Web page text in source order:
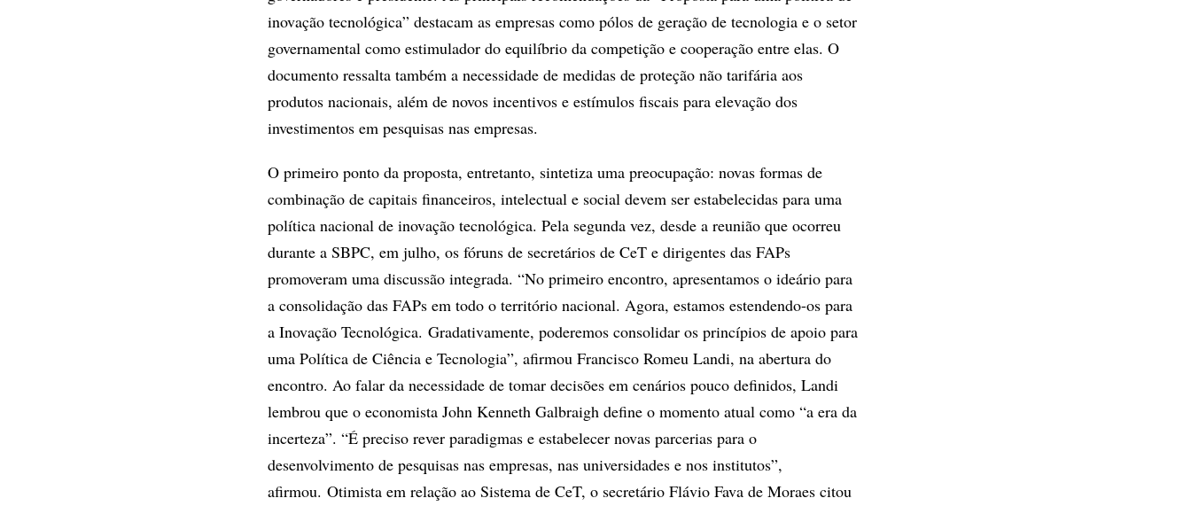
inovação tecnológica” destacam as empresas como pólos de geração de tecnologia e o setor
governamental como estimulador do equilíbrio da competição e cooperação entre elas. O
documento ressalta também a necessidade de medidas de proteção não tarifária aos
produtos nacionais, além de novos incentivos e estímulos fiscais para elevação dos
investimentos em pesquisas nas empresas.
O primeiro ponto da proposta, entretanto, sintetiza uma preocupação: novas formas de
combinação de capitais financeiros, intelectual e social devem ser estabelecidas para uma
política nacional de inovação tecnológica. Pela segunda vez, desde a reunião que ocorreu
durante a SBPC, em julho, os fóruns de secretários de CeT e dirigentes das FAPs
promoveram uma discussão integrada. “No primeiro encontro, apresentamos o ideário para
a consolidação das FAPs em todo o território nacional. Agora, estamos estendendo-os para
a Inovação Tecnológica. Gradativamente, poderemos consolidar os princípios de apoio para
uma Política de Ciência e Tecnologia”, afirmou Francisco Romeu Landi, na abertura do
encontro. Ao falar da necessidade de tomar decisões em cenários pouco definidos, Landi
lembrou que o economista John Kenneth Galbraigh define o momento atual como “a era da
incerteza”. “É preciso rever paradigmas e estabelecer novas parcerias para o
desenvolvimento de pesquisas nas empresas, nas universidades e nos institutos”,
afirmou. Otimista em relação ao Sistema de CeT, o secretário Flávio Fava de Moraes citou